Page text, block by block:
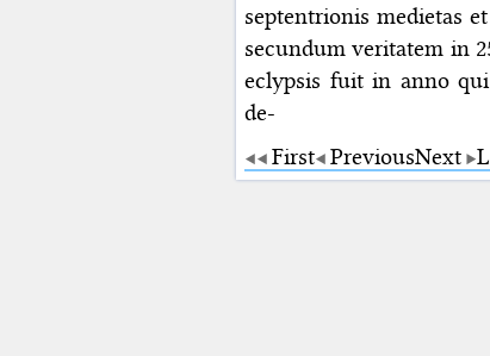
septentrionis medietas
secundum veritatem in
eclypsis fuit in anno
de-
First PreviousNext